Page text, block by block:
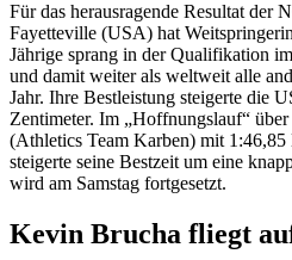
Für das herausragende Resultat der
Fayetteville (USA) hat
Jährige sprang in der Qualifikation
und damit weiter als weltweit alle
Jahr. Ihre Bestleistung steigerte die
Zentimeter. Im „Hoffnungslauf“
(Athletics Team Karben) mit 1:46,85
steigerte seine Bestzeit um eine
wird am Samstag fortgesetzt.
Kevin Brucha fliegt